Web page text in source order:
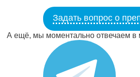
Задать вопрос о
А ещё, мы моментально отвечаем в